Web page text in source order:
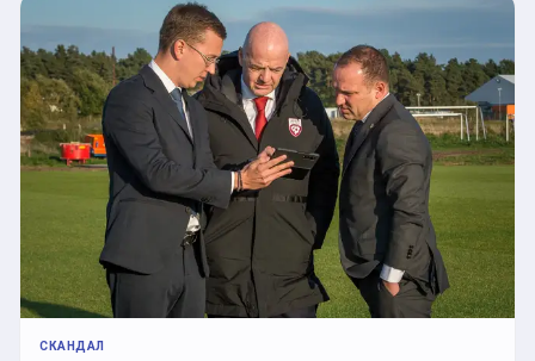
СКАНДАЛ